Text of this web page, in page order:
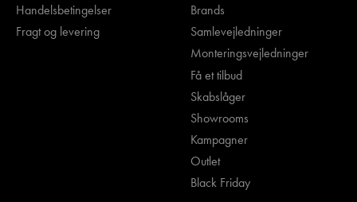
Handelsbetingelser
Fragt og levering
Brands
Samlevejledninger
Monteringsvejledninger
Få et tilbud
Skabslåger
Showrooms
Kampagner
Outlet
Black Friday